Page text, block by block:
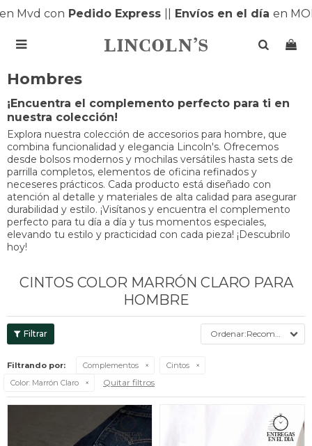
Mvd conPedido Express| Envíos en el díaen

Hombres
¡Encuentra el complemento perfecto para ti en
nuestra colección!
Explora nuestra colección de accesorios para hombre, que
combina funcionalidad y elegancia Lincoln's. Ofrecemos
desde bolsos modernos y mochilas versátiles hasta sets de
parrilla completos, elementos de oficina refinados y
neceseres prácticos. Cada producto está diseñado con
atención al detalle y materiales de alta calidad para asegurar
durabilidad y estilo. ¡Visítanos y encuentra el complemento
perfecto para tu día a día y tus momentos especiales,
elevando tu estilo y practicidad con cada pieza! ¡Descubrilo
hoy!
CINTOS COLOR MARRÓN CLARO PARA
HOMBRE
Recomendados
Filtrando por: Complementos
Cintos
Color: Marrón Claro Quitar filtros